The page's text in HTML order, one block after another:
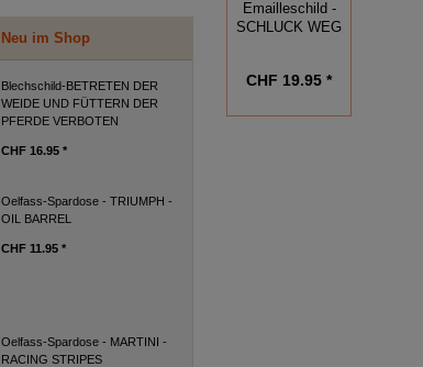
Neu im Shop
Blechschild-BETRETEN DER
WEIDE UND FÜTTERN DER
PFERDE VERBOTEN
CHF 16.95 *
Oelfass-Spardose - TRIUMPH -
OIL BARREL
CHF 11.95 *
Oelfass-Spardose - MARTINI -
RACING STRIPES
Emailleschild -
SCHLUCK WEG
CHF 19.95 *